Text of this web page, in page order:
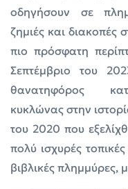
οδηγήσουν σε
ζημιές και διακοπές
πιο πρόσφατη
Σεπτέμβριο του
θανατηφόρος
κυκλώνας στην
του 2020 που
πολύ ισχυρές
βιβλικές πλημμύρες,